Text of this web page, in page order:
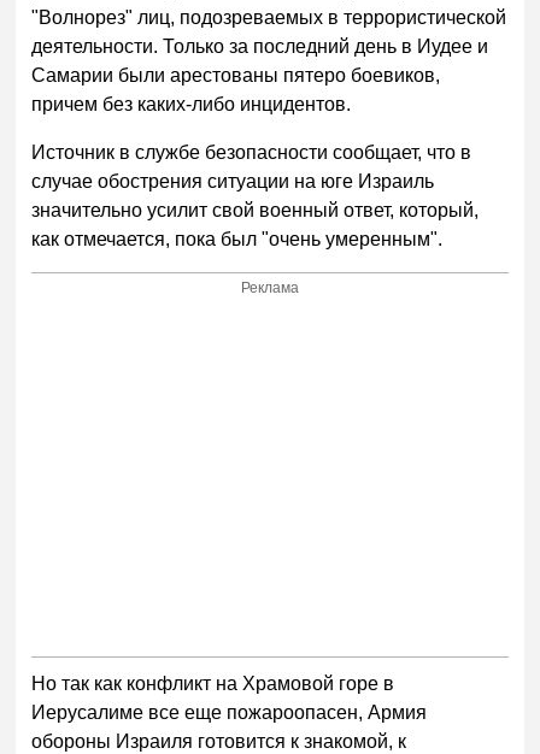
"Волнорез" лиц, подозреваемых в террористической
деятельности. Только за последний день в Иудее и
Самарии были арестованы пятеро боевиков,
причем без каких-либо инцидентов.
Источник в службе безопасности сообщает, что в
случае обострения ситуации на юге Израиль
значительно усилит свой военный ответ, который,
как отмечается, пока был "очень умеренным".
Реклама
Но так как конфликт на Храмовой горе в
Иерусалиме все еще пожароопасен, Армия
обороны Израиля готовится к знакомой, к